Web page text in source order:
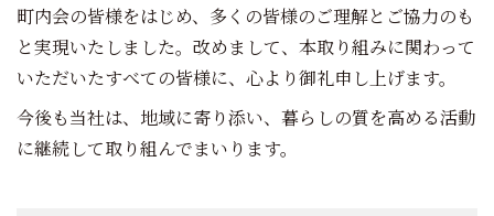
町内会の皆様をはじめ、多くの皆様のご理解とご協力のも
と実現いたしました。改めまして、本取り組みに関わって
いただいたすべての皆様に、心より御礼申し上げます。
今後も当社は、地域に寄り添い、暮らしの質を高める活動
に継続して取り組んでまいります。